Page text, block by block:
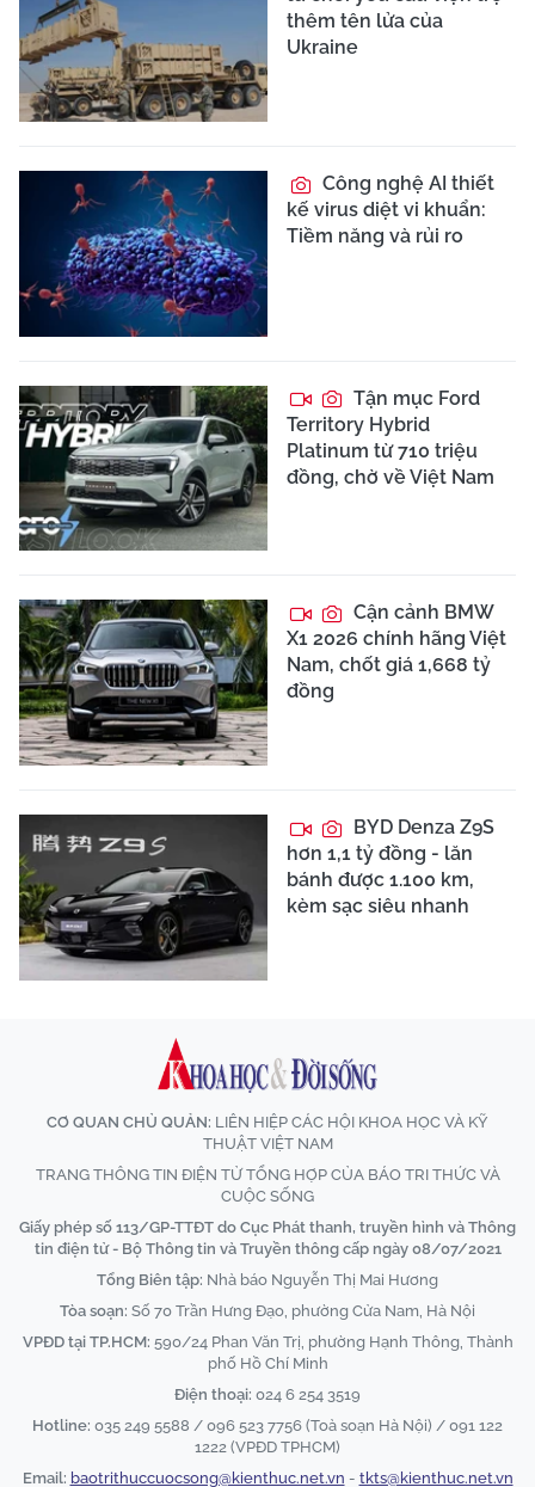
thêm tên lửa của
Ukraine
Công nghệ AI thiết
kế virus diệt vi khuẩn:
Tiềm năng và rủi ro
Tận mục Ford
Territory Hybrid
Platinum từ 710 triệu
đồng, chờ về Việt Nam
Cận cảnh BMW
X1 2026 chính hãng Việt
Nam, chốt giá 1,668 tỷ
đồng
BYD Denza Z9S
hơn 1,1 tỷ đồng - lăn
bánh được 1.100 km,
kèm sạc siêu nhanh
CƠ QUAN CHỦ QUẢN: LIÊN HIỆP CÁC HỘI KHOA HỌC VÀ KỸ
THUẬT VIỆT NAM
TRANG THÔNG TIN ĐIỆN TỬ TỔNG HỢP CỦA BÁO TRI THỨC VÀ
CUỘC SỐNG
Giấy phép số 113/GP-TTĐT do Cục Phát thanh, truyền hình và Thông
tin điện tử - Bộ Thông tin và Truyền thông cấp ngày 08/07/2021
Tổng Biên tập: Nhà báo Nguyễn Thị Mai Hương
Tòa soạn: Số 70 Trần Hưng Đạo, phường Cửa Nam, Hà Nội
VPĐD tại TP.HCM: 590/24 Phan Văn Trị, phường Hạnh Thông, Thành
phố Hồ Chí Minh
Điện thoại: 024 6 254 3519
Hotline: 035 249 5588 / 096 523 7756 (Toà soạn Hà Nội) / 091 122
1222 (VPĐD TPHCM)
Email: baotrithuccuocsong@kienthuc.net.vn - tkts@kienthuc.net.vn